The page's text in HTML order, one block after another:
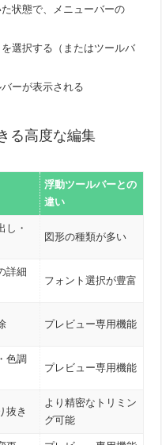
状態で、メニューバーの
を選択する（またはツールバ
ーが表示される
る高度な編集
浮動ツールバーとの
違い
し・
図形の種類が多い
詳細
フォント選択が豊富
プレビュー専用機能
色調
プレビュー専用機能
抜き
より精密なトリミン
グ可能